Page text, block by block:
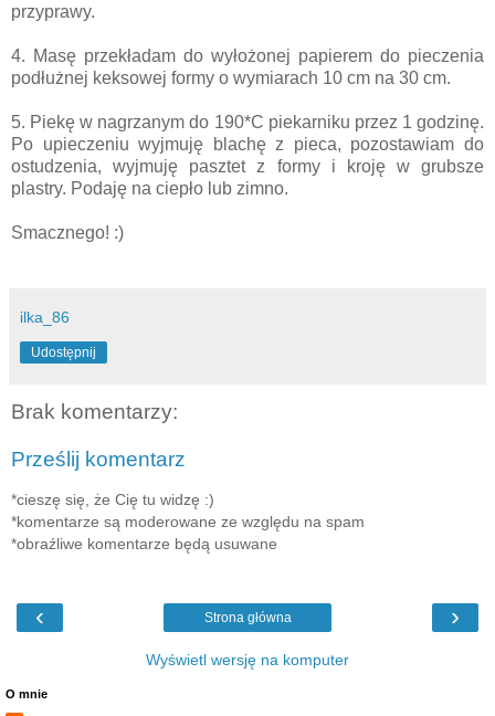
przyprawy.
4. Masę przekładam do wyłożonej papierem do pieczenia
podłużnej keksowej formy o wymiarach 10 cm na 30 cm.
5. Piekę w nagrzanym do 190*C piekarniku przez 1 godzinę.
Po upieczeniu wyjmuję blachę z pieca, pozostawiam do
ostudzenia, wyjmuję pasztet z formy i kroję w grubsze
plastry. Podaję na ciepło lub zimno.
Smacznego! :)
ilka_86
Udostępnij
Brak komentarzy:
Prześlij komentarz
*cieszę się, że Cię tu widzę :)
*komentarze są moderowane ze względu na spam
*obraźliwe komentarze będą usuwane
‹ ›
Strona główna
Wyświetl wersję na komputer
O mnie